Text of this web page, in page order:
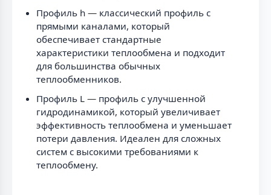
Профиль h — классический профиль с
прямыми каналами, который
обеспечивает стандартные
характеристики теплообмена и подходит
для большинства обычных
теплообменников.
Профиль L — профиль с улучшенной
гидродинамикой, который увеличивает
эффективность теплообмена и уменьшает
потери давления. Идеален для сложных
систем с высокими требованиями к
теплообмену.